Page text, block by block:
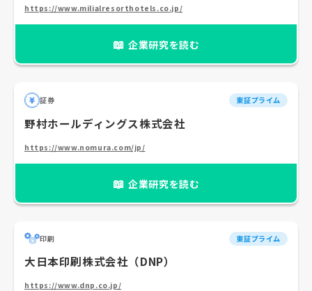
https://www.milialresorthotels.co.jp/
📖 企業研究を読む
証券 東証プライム
野村ホールディングス株式会社
https://www.nomura.com/jp/
📖 企業研究を読む
印刷 東証プライム
大日本印刷株式会社（DNP）
https://www.dnp.co.jp/